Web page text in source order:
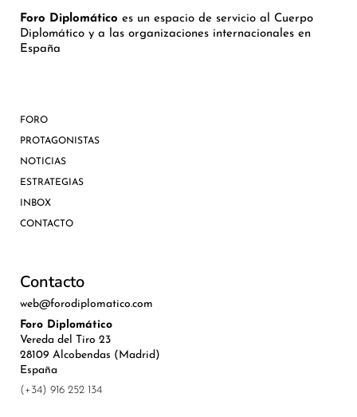
Foro Diplomático es un espacio de servicio al Cuerpo
Diplomático y a las organizaciones internacionales en
España
FORO
PROTAGONISTAS
NOTICIAS
ESTRATEGIAS
INBOX
CONTACTO
Contacto
web@forodiplomatico.com
Foro Diplomático
Vereda del Tiro 23
28109 Alcobendas (Madrid)
España
(+34) 916 252 134